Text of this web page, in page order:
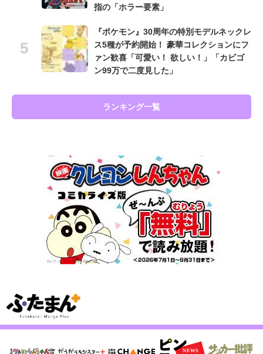
指の「ホラー要素」
『ポケモン』30周年の特別モデルネックレ
ス5種が予約開始！ 豪華コレクションにフ
ァン歓喜「可愛い！ 欲しい！」「カビゴ
ン99万で二度見した」
ランキング一覧